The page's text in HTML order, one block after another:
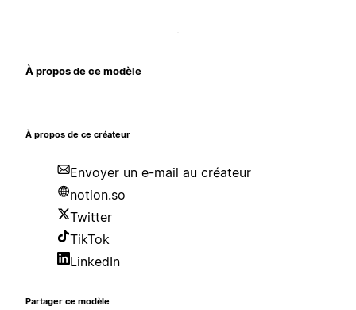
À propos de ce modèle
À propos de ce créateur
Envoyer un e-mail au créateur
notion.so
Twitter
TikTok
LinkedIn
Partager ce modèle